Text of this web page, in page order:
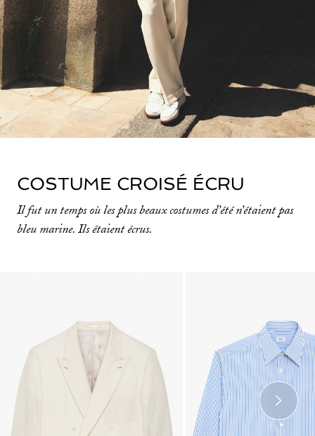
COSTUME CROISÉ ÉCRU
Il fut un temps où les plus beaux costumes d’été n’étaient pas
bleu marine. Ils étaient écrus.